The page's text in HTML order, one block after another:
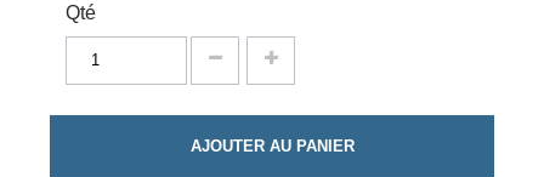
Qté
AJOUTER AU PANIER